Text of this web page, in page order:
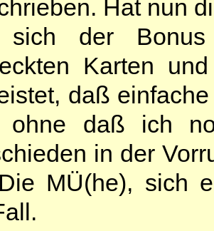
Hat nun
sich der
Karten
daß
ohne daß ich
in der
MÜ(he), sich